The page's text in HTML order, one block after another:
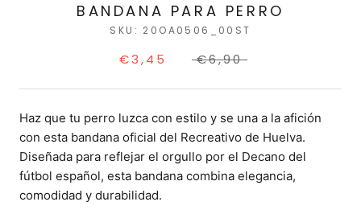
BANDANA PARA PERRO
SKU: 20OA0506_00ST
€3,45 €6,90
Haz que tu perro luzca con estilo y se una a la afición
con esta bandana oficial del Recreativo de Huelva.
Diseñada para reflejar el orgullo por el Decano del
fútbol español, esta bandana combina elegancia,
comodidad y durabilidad.